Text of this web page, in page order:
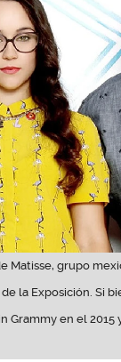
grupo
la Exposición. Si
Grammy en el